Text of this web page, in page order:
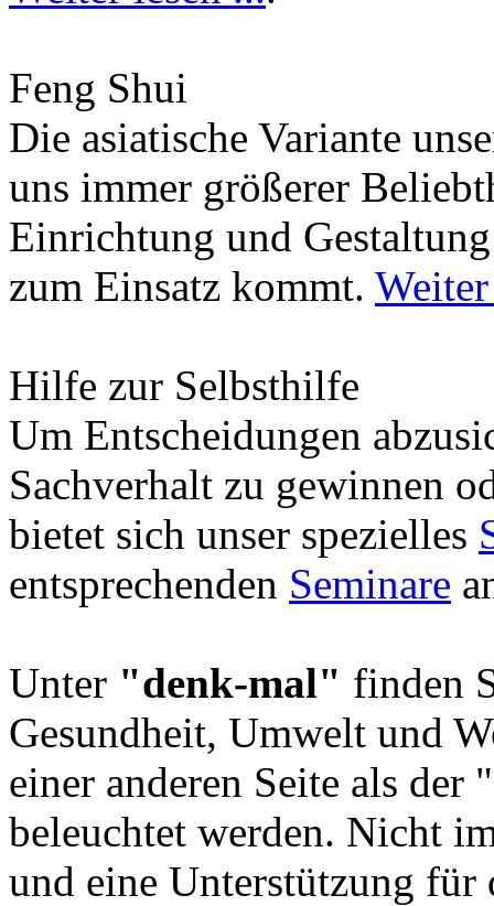
Feng Shui
Die asiatische Variante
uns immer größerer
Einrichtung und
zum Einsatz kommt.
Hilfe zur Selbsthilfe
Um Entscheidungen
Sachverhalt zu gewinnen
bietet sich unser spezielles
entsprechenden Seminare
Unter "denk-mal" finden
Gesundheit, Umwelt und
einer anderen Seite als
beleuchtet werden. Nicht
und eine Unterstützung